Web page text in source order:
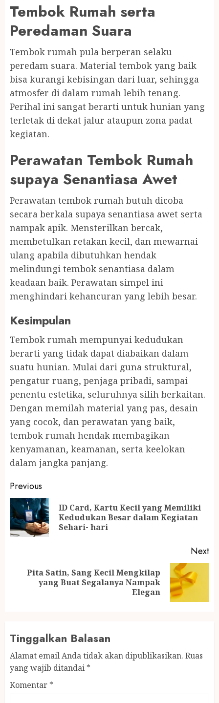
Tembok Rumah serta
Peredaman Suara
Tembok rumah pula berperan selaku
peredam suara. Material tembok yang baik
bisa kurangi kebisingan dari luar, sehingga
atmosfer di dalam rumah lebih tenang.
Perihal ini sangat berarti untuk hunian yang
terletak di dekat jalur ataupun zona padat
kegiatan.
Perawatan Tembok Rumah
supaya Senantiasa Awet
Perawatan tembok rumah butuh dicoba
secara berkala supaya senantiasa awet serta
nampak apik. Mensterilkan bercak,
membetulkan retakan kecil, dan mewarnai
ulang apabila dibutuhkan hendak
melindungi tembok senantiasa dalam
keadaan baik. Perawatan simpel ini
menghindari kehancuran yang lebih besar.
Kesimpulan
Tembok rumah mempunyai kedudukan
berarti yang tidak dapat diabaikan dalam
suatu hunian. Mulai dari guna struktural,
pengatur ruang, penjaga pribadi, sampai
penentu estetika, seluruhnya silih berkaitan.
Dengan memilah material yang pas, desain
yang cocok, dan perawatan yang baik,
tembok rumah hendak membagikan
kenyamanan, keamanan, serta keelokan
dalam jangka panjang.
Post
navigation
Previous
ID Card, Kartu Kecil yang Memiliki
Kedudukan Besar dalam Kegiatan
Sehari- hari
Next
Next
Pita Satin, Sang Kecil Mengkilap
yang Buat Segalanya Nampak
Elegan
Tinggalkan Balasan
Alamat email Anda tidak akan dipublikasikan. Ruas
yang wajib ditandai *
Komentar *